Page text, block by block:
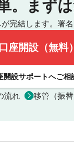
。 まず
完結します。 署
座開設（無料）
開設サポートへご相
流れ 移管（振